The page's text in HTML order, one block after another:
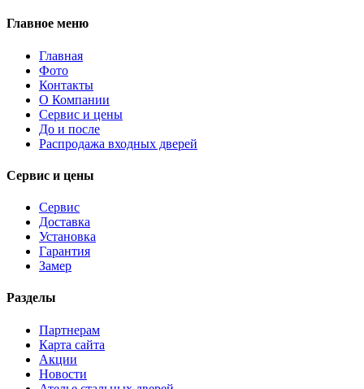
Главное меню
Главная
Фото
Контакты
О Компании
Сервис и цены
До и после
Распродажа входных дверей
Сервис и цены
Сервис
Доставка
Установка
Гарантия
Замер
Разделы
Партнерам
Карта сайта
Акции
Новости